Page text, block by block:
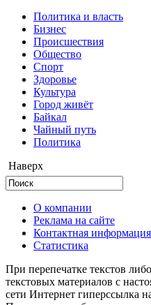
Политика и власть
Бизнес
Происшествия
Общество
Cпорт
Здоровье
Культура
Город живёт
Байкал
Чайный путь
Политика
Наверх
О компании
Реклама на сайте
Контактная информация
Статистика
При перепечатке текстов
текстовых материалов с
сети Интернет гиперссылка